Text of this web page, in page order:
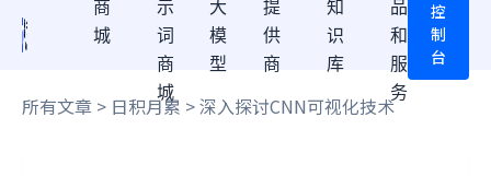
商
城
示
词
商
城
大
模
型
提
供
商
知
识
库
品
和
服
务
控
制
台
所有文章 > 日积月累 > 深入探讨CNN可视化技术